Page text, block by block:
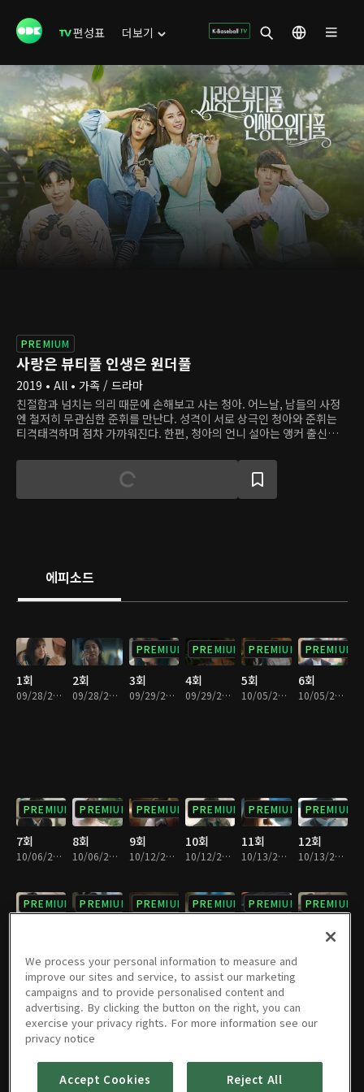
편성표 더보기
PREMIUM
사랑은 뷰티풀 인생은 원더풀
2019 • All • 가족 / 드라마
친절함과 넘치는 의리 때문에 손해보고 사는 청아. 어느날, 남들의 사정
엔 철저히 무관심한 준휘를 만난다. 성격이 서로 상극인 청아와 준휘는
티격태격하며 점차 가까워진다. 한편, 청아의 언니 설아는 앵커 출신으
다고 할 수는 없는 설아의 삶은 낭만 요리사 문태랑을 만나며 변화의 조
짐을 보인다. 특급 호텔 셰프이지만 지금은 작은 식당을 운영하는 태랑은
설아에게 소탈하고 낭만적인 삶의 의미를 되새긴다.
에피소드
1회
09/28/2019 • 40분
2회
09/28/2019 • 31분
PREMIUM
3회
09/29/2019 • 41분
PREMIUM
4회
09/29/2019 • 29분
PREMIUM
5회
10/05/2019 • 36분
PREMIUM
6회
10/05/2019 • 32분
PREMIUM
7회
10/06/2019 • 37분
PREMIUM
8회
10/06/2019 • 31분
PREMIUM
9회
10/12/2019 • 40분
PREMIUM
10회
10/12/2019 • 30분
PREMIUM
11회
10/13/2019 • 37분
PREMIUM
12회
10/13/2019 • 33분
PREMIUM PREMIUM PREMIUM PREMIUM PREMIUM PREMIUM
PREMIUM
19회
10/27/2019 • 38분
PREMIUM
20회
PREMIUM
21회
PREMIUM
22회
PREMIUM
23회 24회
We process your personal information to measure and
improve our sites and service, to assist our marketing
campaigns and to provide personalised content and
advertising. By clicking the button on the right, you can
exercise your privacy rights. For more information see our
privacy notice
Accept Cookies Reject All